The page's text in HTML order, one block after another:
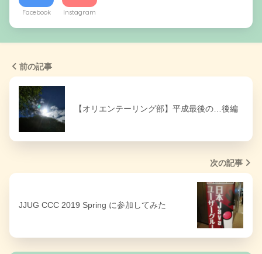
Facebook Instagram
前の記事
【オリエンテーリング部】平成最後の…後編
次の記事
JJUG CCC 2019 Spring に参加してみた